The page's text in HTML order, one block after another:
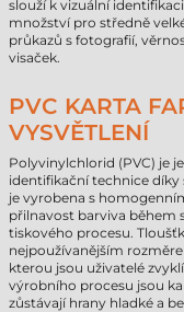
slouží k vizuální
množství pro středně
průkazů s fotografií,
visaček.
PVC KARTA
VYSVĚTLENÍ
Polyvinylchlorid (PVC) je
identifikační technice díky
je vyrobena s
přilnavost barviva během
tiskového procesu.
nejpoužívanějším
kterou jsou uživatelé
výrobního procesu jsou
zůstávají hrany hladké a